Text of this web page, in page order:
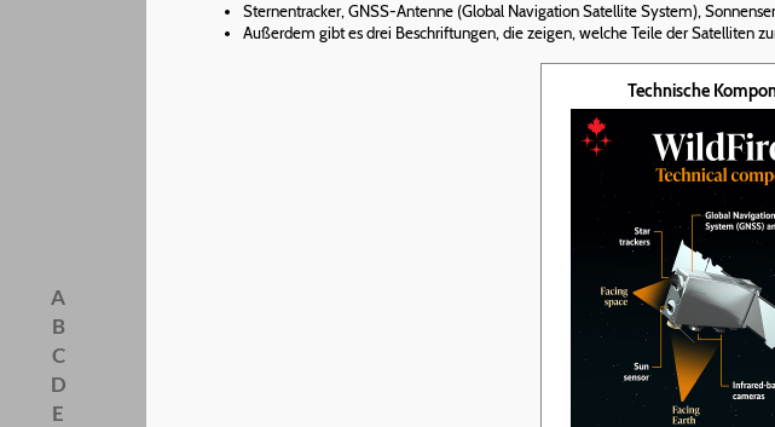
A
B
C
D
E
Sternentracker, GNSS-Antenne (Global Navigation Satellite System),
Außerdem gibt es drei Beschriftungen, die zeigen, welche Teile der Satelliten
Technische